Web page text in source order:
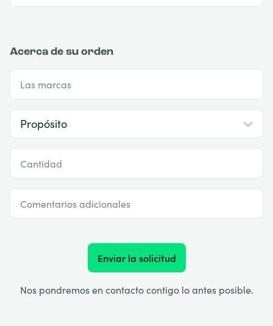
Acerca de su orden
Las marcas
Cantidad
Comentarios adicionales
Enviar la solicitud
Nos pondremos en contacto contigo lo antes posible.